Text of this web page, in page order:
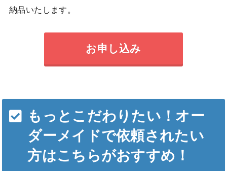
納品いたします。
お申し込み
もっとこだわりたい！オー
ダーメイドで依頼されたい
方はこちらがおすすめ！